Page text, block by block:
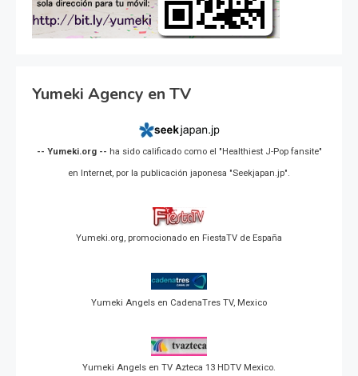
Yumeki Agency en TV
-- Yumeki.org -- ha sido calificado como el "Healthiest J-Pop fansite"
en Internet, por la publicación japonesa "Seekjapan.jp".
Yumeki.org, promocionado en FiestaTV de España
Yumeki Angels en CadenaTres TV, Mexico
Yumeki Angels en TV Azteca 13 HDTV Mexico.